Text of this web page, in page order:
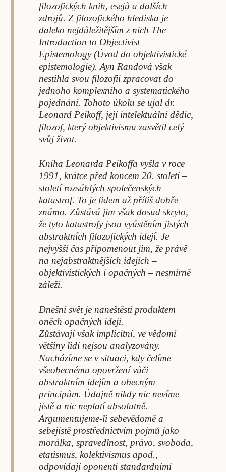
filozofických knih, esejů a dalších
zdrojů. Z filozofického hlediska je
daleko nejdůležitějším z nich The
Introduction to Objectivist
Epistemology (Úvod do objektivistické
epistemologie). Ayn Randová však
nestihla svou filozofii zpracovat do
jednoho komplexního a systematického
pojednání. Tohoto úkolu se ujal dr.
Leonard Peikoff, její intelektuální dědic,
filozof, který objektivismu zasvětil celý
svůj život.
Kniha Leonarda Peikoffa vyšla v roce
1991, krátce před koncem 20. století –
století rozsáhlých společenských
katastrof. To je lidem až příliš dobře
známo. Zůstává jim však dosud skryto,
že tyto katastrofy jsou vyústěním jistých
abstraktních filozofických idejí. Je
nejvyšší čas připomenout jim, že právě
na nejabstraktnějších idejích –
objektivistických i opačných – nesmírně
záleží.
Dnešní svět je naneštěstí produktem
oněch opačných idejí.
Zůstávají však implicitní, ve vědomí
většiny lidí nejsou analyzovány.
Nacházíme se v situaci, kdy čelíme
všeobecnému opovržení vůči
abstraktním idejím a obecným
principům. Údajně nikdy nic nevíme
jistě a nic neplatí absolutně.
Argumentujeme-li sebevědomě a
sebejistě prostřednictvím pojmů jako
morálka, spravedlnost, právo, svoboda,
etatismus, kolektivismus apod.,
odpovídají oponenti standardními